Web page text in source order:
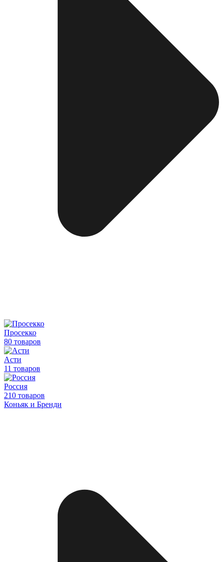
Просекко
80 товаров
Асти
11 товаров
Россия
210 товаров
Коньяк и Бренди